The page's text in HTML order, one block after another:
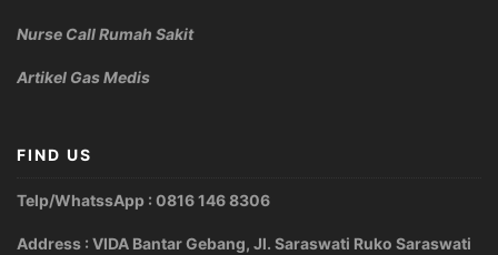
Nurse Call Rumah Sakit
Artikel Gas Medis
FIND US
Telp/WhatssApp : 0816 146 8306
Address : VIDA Bantar Gebang, Jl. Saraswati Ruko Saraswati